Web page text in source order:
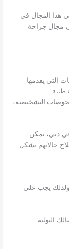
هذا المجال في
مجال جراحة
التي يقدمها
طبية.
التشخيصية،
في دبي، يمكن
حالاتهم بشكل
ولذلك يجب على
البولية: